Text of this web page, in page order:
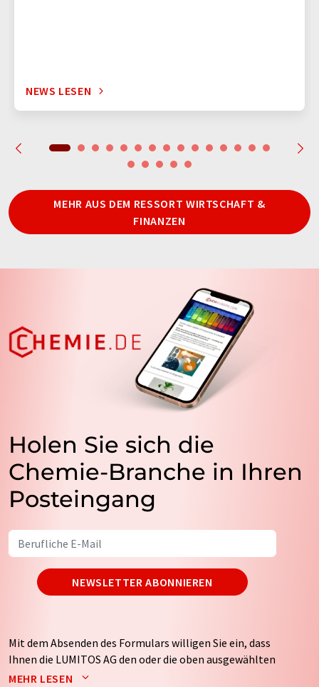
NEWS LESEN
MEHR AUS DEM RESSORT WIRTSCHAFT &
FINANZEN
Holen Sie sich die
Chemie-Branche in Ihren
Posteingang
NEWSLETTER ABONNIEREN
Mit dem Absenden des Formulars willigen Sie ein, dass
Ihnen die LUMITOS AG den oder die oben ausgewählten
Newsletter per E-Mail zusendet. Ihre Daten werden
MEHR LESEN